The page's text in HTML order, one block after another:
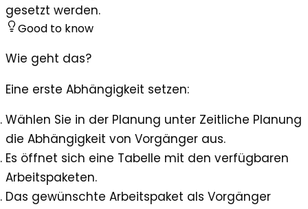
gesetzt werden.
Good to know
Wie geht das?
Eine erste Abhängigkeit setzen:
Wählen Sie in der Planung unter Zeitliche Planung
die Abhängigkeit von Vorgänger aus.
Es öffnet sich eine Tabelle mit den verfügbaren
Arbeitspaketen.
Das gewünschte Arbeitspaket als Vorgänger